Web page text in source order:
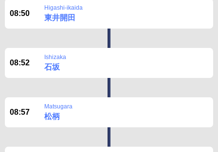
08:50
Higashi-ikaida
東井開田
08:52
Ishizaka
石坂
08:57
Matsugara
松柄